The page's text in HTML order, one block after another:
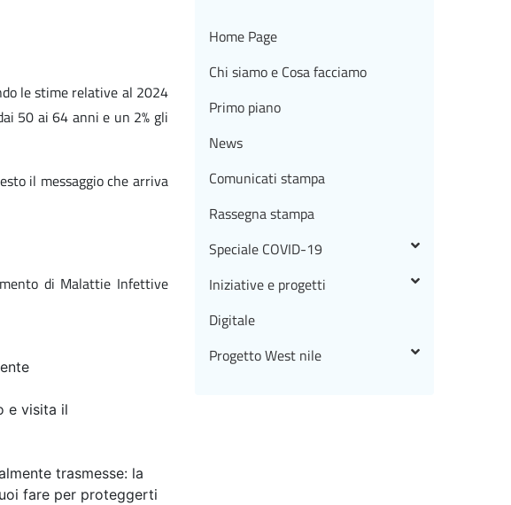
le stime relative al 2024
50 ai 64 anni e un 2% gli
il messaggio che arriva
di Malattie Infettive
e visita il
trasmesse: la
fare per proteggerti
Home Page
Chi siamo e Cosa facciamo
Primo piano
News
Comunicati stampa
Rassegna stampa
Speciale COVID-19
Iniziative e progetti
Digitale
Progetto West nile